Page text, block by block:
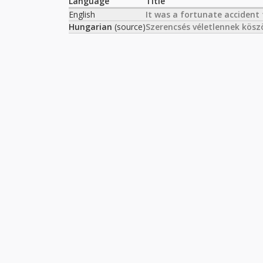
English
It was a fortunate accident
Hungarian (source)Szerencsés véletlennek